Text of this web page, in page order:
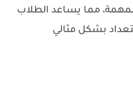
مما يساعد الطلاب
بشكل مثالي